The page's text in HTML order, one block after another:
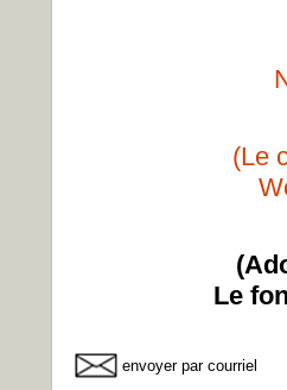
(Le
Le
envoyer par courriel